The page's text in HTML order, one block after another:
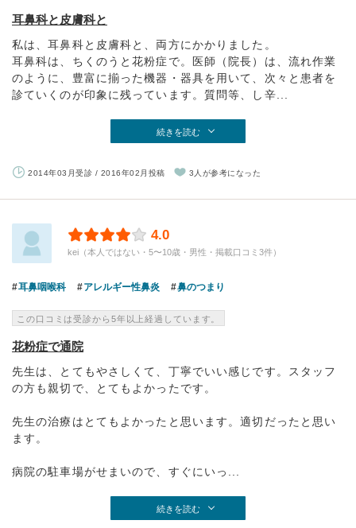
耳鼻科と皮膚科と
私は、耳鼻科と皮膚科と、両方にかかりました。
耳鼻科は、ちくのうと花粉症で。医師（院長）は、流れ作業
のように、豊富に揃った機器・器具を用いて、次々と患者を
診ていくのが印象に残っています。質問等、し辛...
続きを読む
2014年03月受診 / 2016年02月投稿 3人が参考になった
4.0
kei（本人ではない・5〜10歳・男性・掲載口コミ3件）
耳鼻咽喉科 アレルギー性鼻炎 鼻のつまり
この口コミは受診から5年以上経過しています。
花粉症で通院
先生は、とてもやさしくて、丁寧でいい感じです。スタッフ
の方も親切で、とてもよかったです。
先生の治療はとてもよかったと思います。適切だったと思い
ます。
病院の駐車場がせまいので、すぐにいっ...
続きを読む